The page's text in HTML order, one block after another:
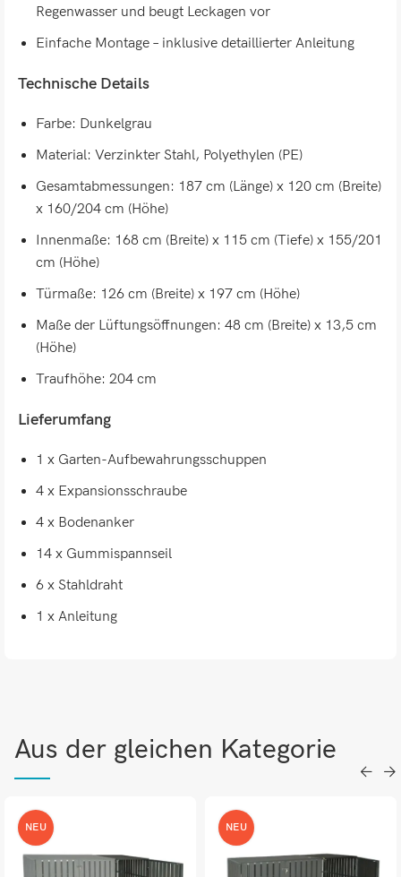
Regenwasser und beugt Leckagen vor
Einfache Montage – inklusive detaillierter Anleitung
Technische Details
Farbe: Dunkelgrau
Material: Verzinkter Stahl, Polyethylen (PE)
Gesamtabmessungen: 187 cm (Länge) x 120 cm (Breite)
x 160/204 cm (Höhe)
Innenmaße: 168 cm (Breite) x 115 cm (Tiefe) x 155/201
cm (Höhe)
Türmaße: 126 cm (Breite) x 197 cm (Höhe)
Maße der Lüftungsöffnungen: 48 cm (Breite) x 13,5 cm
(Höhe)
Traufhöhe: 204 cm
Lieferumfang
1 x Garten-Aufbewahrungsschuppen
4 x Expansionsschraube
4 x Bodenanker
14 x Gummispannseil
6 x Stahldraht
1 x Anleitung
Aus der gleichen Kategorie
NEU NEU